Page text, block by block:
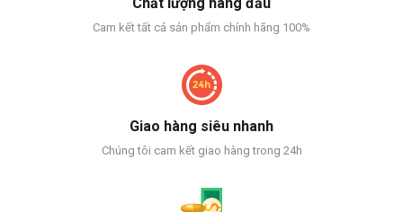
Cam kết tất cả sản phẩm chính hãng 100%
Giao hàng siêu nhanh
Chúng tôi cam kết giao hàng trong 24h